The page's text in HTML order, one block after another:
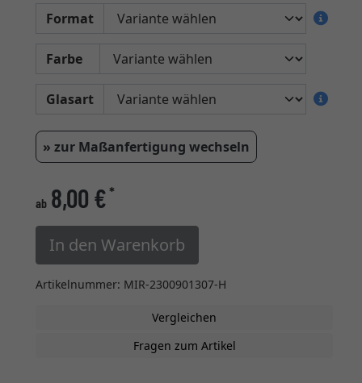
Format
Farbe
Glasart
» zur Maßanfertigung wechseln
ab 8,00 €*
In den Warenkorb
Artikelnummer: MIR-2300901307-H
Vergleichen
Fragen zum Artikel